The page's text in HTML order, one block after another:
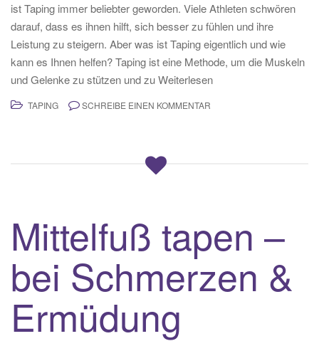
ist Taping immer beliebter geworden. Viele Athleten schwören
darauf, dass es ihnen hilft, sich besser zu fühlen und ihre
Leistung zu steigern. Aber was ist Taping eigentlich und wie
kann es Ihnen helfen? Taping ist eine Methode, um die Muskeln
und Gelenke zu stützen und zu Weiterlesen
TAPING SCHREIBE EINEN KOMMENTAR
Mittelfuß tapen –
bei Schmerzen &
Ermüdung